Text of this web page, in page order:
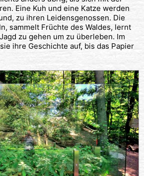
Eine Kuh und eine Katze werden
zu ihren Leidensgenossen. Die
sammelt Früchte des Waldes, lernt
zu gehen um zu überleben. Im
ihre Geschichte auf, bis das Papier